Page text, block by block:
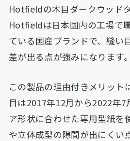
Hotfieldの木目ダークウッドタ
Hotfieldは日本国内の工場で
ている国産ブランドで、縫い
差が出る点が強みになります。
この製品の理由付きメリット
目は2017年12月から2022年7
ア形状に合わせた専用型紙を
や立体成型の隙間が出にくい